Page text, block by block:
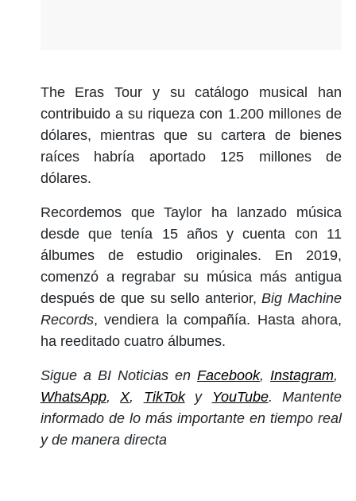
The Eras Tour y su catálogo musical han
contribuido a su riqueza con 1.200 millones de
dólares, mientras que su cartera de bienes
raíces habría aportado 125 millones de
dólares.
Recordemos que Taylor ha lanzado música
desde que tenía 15 años y cuenta con 11
álbumes de estudio originales. En 2019,
comenzó a regrabar su música más antigua
después de que su sello anterior,Big Machine
Records, vendiera la compañía. Hasta ahora,
ha reeditado cuatro álbumes.
Sigue a BI Noticias en Facebook, Instagram,
WhatsApp,X, TikToky YouTube. Mantente
informado de lo más importante en tiempo real
y de manera directa